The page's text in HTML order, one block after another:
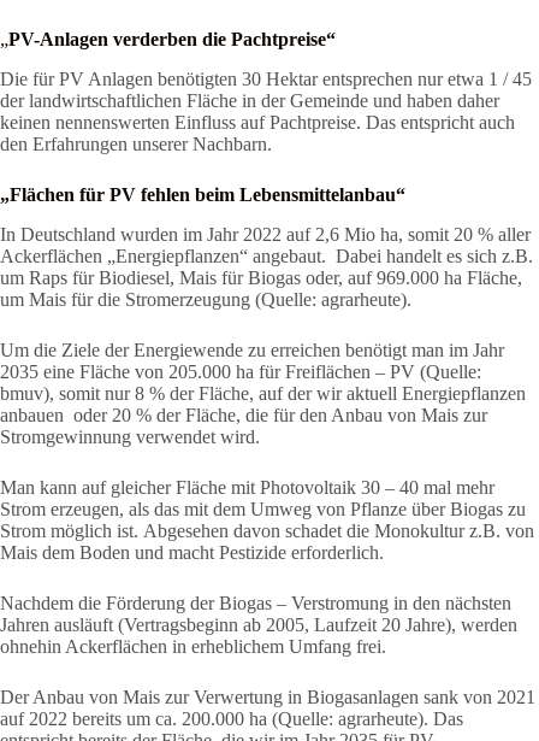
„PV-Anlagen verderben die Pachtpreise“
Die für PV Anlagen benötigten 30 Hektar entsprechen nur etwa 1 / 45
der landwirtschaftlichen Fläche in der Gemeinde und haben daher
keinen nennenswerten Einfluss auf Pachtpreise. Das entspricht auch
den Erfahrungen unserer Nachbarn.
„Flächen für PV fehlen beim Lebensmittelanbau“
In Deutschland wurden im Jahr 2022 auf 2,6 Mio ha, somit 20 % aller
Ackerflächen „Energiepflanzen“ angebaut. Dabei handelt es sich z.B.
um Raps für Biodiesel, Mais für Biogas oder, auf 969.000 ha Fläche,
um Mais für die Stromerzeugung (Quelle: agrarheute).
Um die Ziele der Energiewende zu erreichen benötigt man im Jahr
2035 eine Fläche von 205.000 ha für Freiflächen – PV (Quelle:
bmuv), somit nur 8 % der Fläche, auf der wir aktuell Energiepflanzen
anbauen oder 20 % der Fläche, die für den Anbau von Mais zur
Stromgewinnung verwendet wird.
Man kann auf gleicher Fläche mit Photovoltaik 30 – 40 mal mehr
Strom erzeugen, als das mit dem Umweg von Pflanze über Biogas zu
Strom möglich ist. Abgesehen davon schadet die Monokultur z.B. von
Mais dem Boden und macht Pestizide erforderlich.
Nachdem die Förderung der Biogas – Verstromung in den nächsten
Jahren ausläuft (Vertragsbeginn ab 2005, Laufzeit 20 Jahre), werden
ohnehin Ackerflächen in erheblichem Umfang frei.
Der Anbau von Mais zur Verwertung in Biogasanlagen sank von 2021
auf 2022 bereits um ca. 200.000 ha (Quelle: agrarheute). Das